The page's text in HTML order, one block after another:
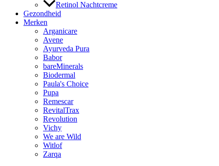
Retinol Nachtcreme
Gezondheid
Merken
Arganicare
Avene
Ayurveda Pura
Babor
bareMinerals
Biodermal
Paula's Choice
Pupa
Remescar
RevitalTrax
Revolution
Vichy
We are Wild
Witlof
Zarqa